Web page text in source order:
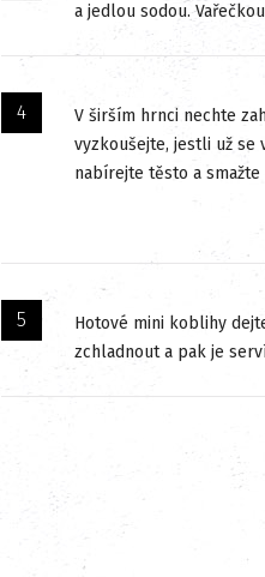
a jedlou sodou.
V širším hrnci nechte
vyzkoušejte, jestli už se
nabírejte těsto a
Hotové mini koblihy
zchladnout a pak je